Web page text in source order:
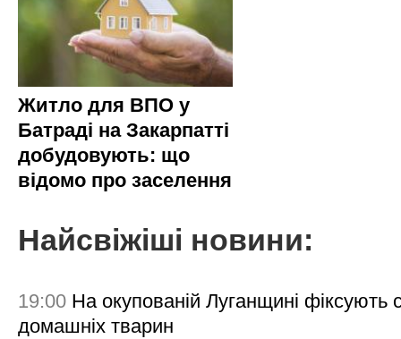
Житло для ВПО у
Батраді на Закарпатті
добудовують: що
відомо про заселення
Найсвіжіші новини:
19:00 На окупованій Луганщині фіксують
домашніх тварин